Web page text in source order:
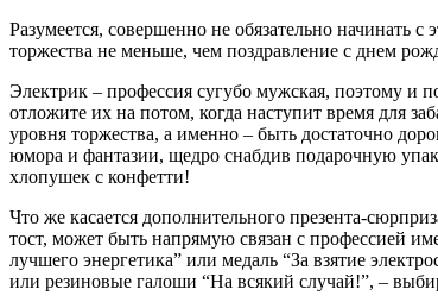
Разумеется, совершенно не обязательно начинать
торжества не меньше, чем поздравление с днем
Электрик – профессия сугубо мужская, поэтому и
отложите их на потом, когда наступит время для
уровня торжества, а именно – быть достаточно
юмора и фантазии, щедро снабдив подарочную
хлопушек с конфетти!
Что же касается дополнительного презента-
тост, может быть напрямую связан с профессией
лучшего энергетика” или медаль “За взятие
или резиновые галоши “На всякий случай!”, –